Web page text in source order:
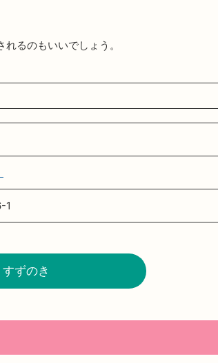
るのもいいでしょう。
1
すずのき